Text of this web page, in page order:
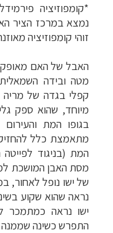
*קומפוזיציה
נמצא במרכז הציר
זוהי קומפוזיציה
האבל של האם
מטה ובידה
קפלי בגדה של
מיוחד, שהוא ספק
בגופו המת
מתאמצת כלל
המת (בניגוד
מסת האבן המושכת
של ישו נופל לאחור,
נראה שהוא שקוע
ישו נראה כמתמכר
התפרש כשינה